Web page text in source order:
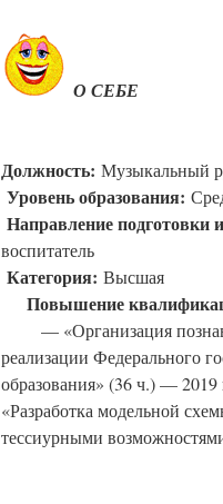
О
Должность:
Уровень образования:
Направление подготовки
Категория:
Повышение
— «Организация
реализации Федерального
«Разработка модельной
тессиурными